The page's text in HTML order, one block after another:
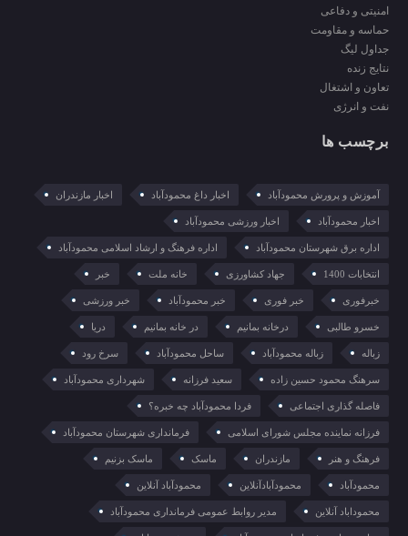
امنیتی و دفاعی
حماسه و مقاومت
جداول لیگ
نتایج زنده
تعاون و اشتغال
نفت و انرژی
برچسب ها
آموزش و پرورش محمودآباد اخبار داغ محمودآباد اخبار مازندران
اخبار محمودآباد اخبار ورزشی محمودآباد
اداره برق شهرستان محمودآباد اداره فرهنگ و ارشاد اسلامی محمودآباد
انتخابات 1400 جهاد کشاورزی خانه ملت خبر
خبرفوری خبر فوری خبر محمودآباد خبر ورزشی
خسرو طالبی درخانه بمانیم در خانه بمانیم دریا
زباله زباله محمودآباد ساحل محمودآباد سرخ رود
سرهنگ محمود حسین زاده سعید فرزانه شهرداری محمودآباد
فاصله گذاری اجتماعی فردا محمودآباد چه خبره؟
فرزانه نماینده مجلس شورای اسلامی فرمانداری شهرستان محمودآباد
فرهنگ و هنر مازندران ماسک ماسک بزنیم
محمودآباد محمودآبادآنلاین محمودآباد آنلاین
محموداباد آنلاین مدیر روابط عمومی فرمانداری محمودآباد